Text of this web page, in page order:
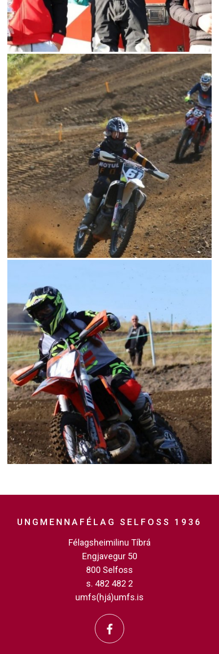
UNGMENNAFÉLAG SELFOSS 1936
Félagsheimilinu Tíbrá
Engjavegur 50
800 Selfoss
s. 482 482 2
umfs(hjá)umfs.is